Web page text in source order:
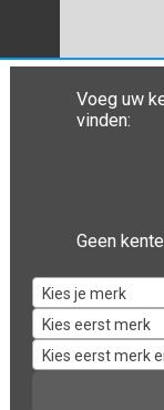
Voeg uw
vinden:
Geen
Kies je merk
Kies eerst merk
Kies eerst merk